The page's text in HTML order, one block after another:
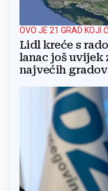
OVO JE 21 GRAD KOJI
Lidl kreće s
lanac još uvijek
najvećih